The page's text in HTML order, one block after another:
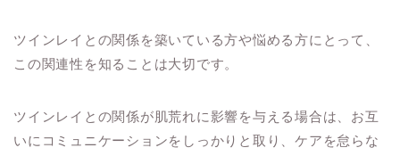
ツインレイとの関係を築いている方や悩める方にとって、
この関連性を知ることは大切です。
ツインレイとの関係が肌荒れに影響を与える場合は、お互
いにコミュニケーションをしっかりと取り、ケアを怠らな